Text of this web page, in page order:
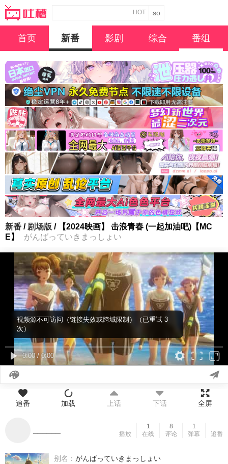
HOT
首页 新番 影剧 综合 番组
新番 / 剧场版 / 【2024映画】 击浪青春 (一起加油吧)【MC
E】
がんばっていきまっしょい
0:00 / 0:00
视频源不可访问（链接失效或跨域限制）（已重试 3
次）
追番 加载 上话 下话 全屏
播放
1
在线
8
评论
1
弹幕
追番
别名： がんばっていきまっしょい